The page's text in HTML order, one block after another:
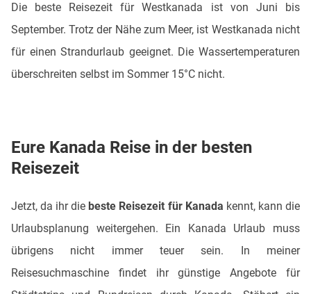
Die beste Reisezeit für Westkanada ist von Juni bis
September. Trotz der Nähe zum Meer, ist Westkanada nicht
für einen Strandurlaub geeignet. Die Wassertemperaturen
überschreiten selbst im Sommer 15°C nicht.
Eure Kanada Reise in der besten
Reisezeit
Jetzt, da ihr diebeste Reisezeit für Kanada kennt, kann die
Urlaubsplanung weitergehen. Ein Kanada Urlaub muss
übrigens nicht immer teuer sein. In meiner
Reisesuchmaschine findet ihr günstige Angebote für